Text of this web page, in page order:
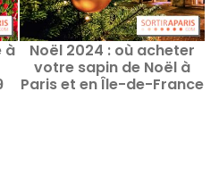
à
Noël 2024 : où acheter
votre sapin de Noël à
Paris et en Île-de-France